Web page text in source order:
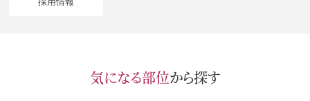
気になる部位から探す